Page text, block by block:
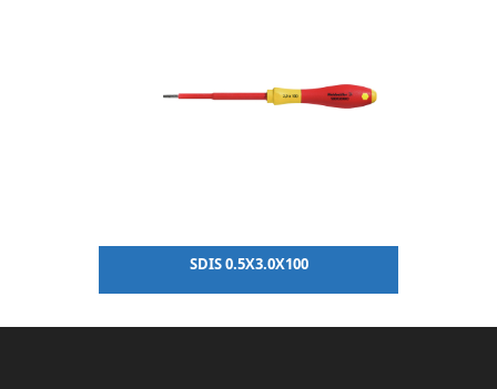
SDIS 0.5X3.0X100